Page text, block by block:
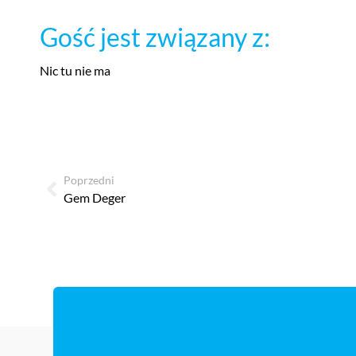
Gość jest związany z:
Nic tu nie ma
Poprzedni
Gem Deger